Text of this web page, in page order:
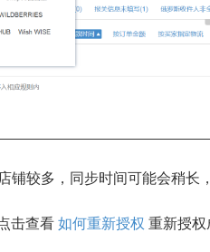
铺较多，同步时间可能会稍长
击查看如何重新授权 重新授权